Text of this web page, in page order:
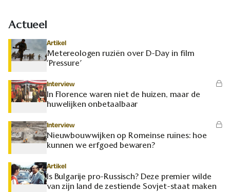
Actueel
Artikel
Metereologen ruziën over D-Day in film
‘Pressure’
Interview
In Florence waren niet de huizen, maar de
huwelijken onbetaalbaar
Interview
Nieuwbouwwijken op Romeinse ruïnes: hoe
kunnen we erfgoed bewaren?
Artikel
Is Bulgarije pro-Russisch? Deze premier wilde
van zijn land de zestiende Sovjet-staat maken